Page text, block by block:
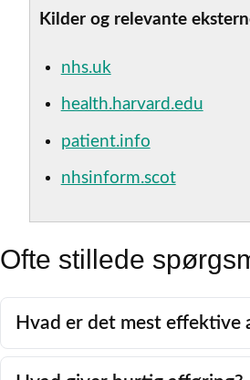
Kilder og relevante
nhs.uk
health.harvard.edu
patient.info
nhsinform.scot
Ofte stillede
Hvad er det mest effektive